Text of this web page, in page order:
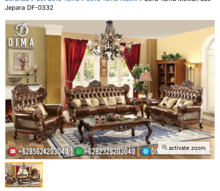
Jepara DF-0332
activate zoom